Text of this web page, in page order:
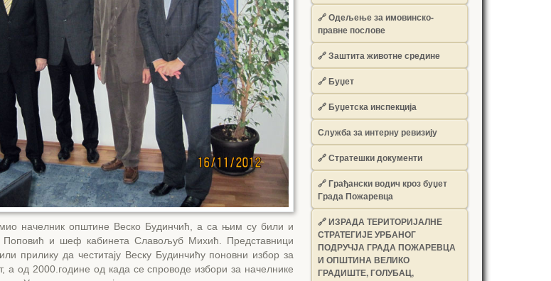
начелник општине Веско Будинчић, а са њим су били и
Поповић и шеф кабинета Славољуб Михић. Представници
прилику да честитају Веску Будинчићу поновни избор за
а од 2000.године од када се спроводе избори за начелнике
🔗Одељење за имовинско-
правне послове
🔗Заштита животне средине
🔗Буџет
🔗Буџетска инспекција
Служба за интерну ревизију
🔗Стратешки документи
🔗Грађански водич кроз буџет
Града Пожаревца
🔗ИЗРАДА ТЕРИТОРИЈАЛНЕ
СТРАТЕГИЈЕ УРБАНОГ
ПОДРУЧЈА ГРАДА ПОЖАРЕВЦА
И ОПШТИНА ВЕЛИКО
ГРАДИШТЕ, ГОЛУБАЦ,